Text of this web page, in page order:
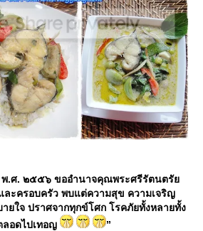
พ.ศ. ๒๕๕๖ ขออำนาจคุณพระศรีรัตนตรั
ะครอบครัว พบแต่ความสุข ความเจริญ
ยใจ ปราศจากทุกข์โศก โรคภัยทั้งหลายทั้ง
ลอดไปเทอญ
”